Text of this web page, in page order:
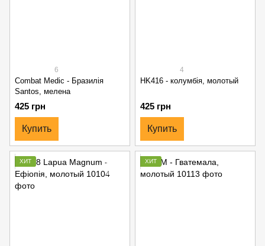
6
Combat Medic - Бразилія
Santos, мелена
425 грн
Купить
4
HK416 - колумбія, молотый
425 грн
Купить
ХИТ ХИТ